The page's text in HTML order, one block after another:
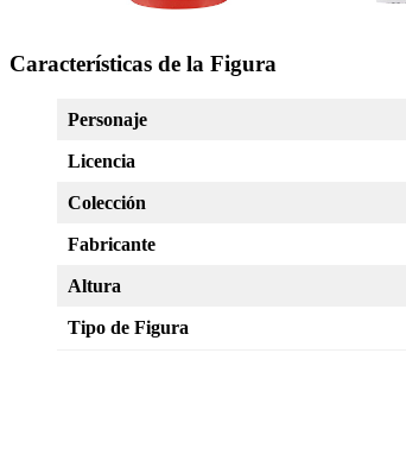
Características de la Figura
Personaje
Licencia
Colección
Fabricante
Altura
Tipo de Figura